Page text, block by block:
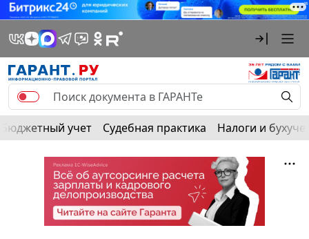
Бюджетный учет Судебная практика Налоги и